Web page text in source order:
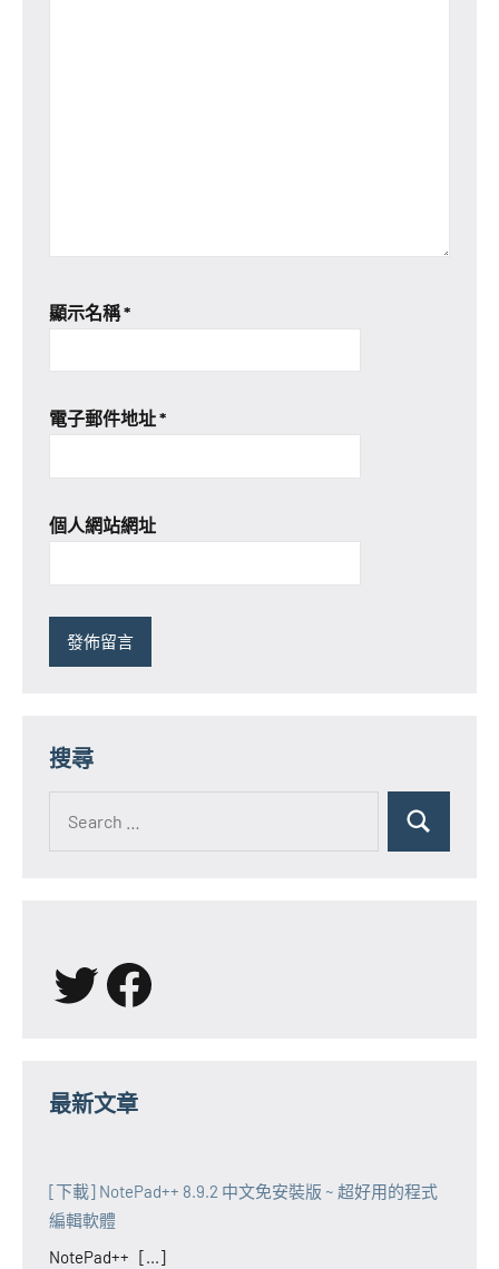
顯示名稱*
電子郵件地址*
個人網站網址
搜尋
for:
Search
X Facebook
最新文章
[下載] NotePad++ 8.9.2 中文免安裝版 ~ 超好用的程式
編輯軟體
NotePad++ [...]